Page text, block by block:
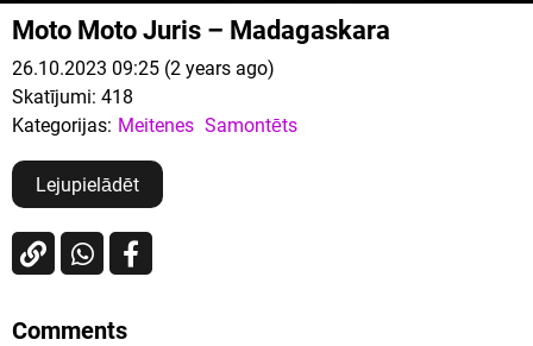
Moto Moto Juris – Madagaskara
26.10.2023 09:25 (2 years ago)
Skatījumi: 418
Kategorijas: Meitenes Samontēts
Lejupielādēt
Comments